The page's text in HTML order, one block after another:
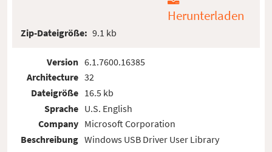
Herunterladen
Zip-Dateigröße: 9.1 kb
Version
Architecture
Dateigröße
Sprache
Company
Beschreibung
6.1.7600.16385
32
16.5 kb
U.S. English
Microsoft Corporation
Windows USB Driver User Library